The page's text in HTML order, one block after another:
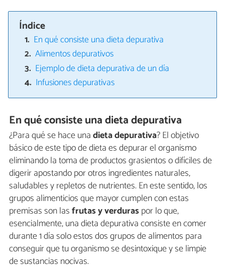
Índice
En qué consiste una dieta depurativa
Alimentos depurativos
Ejemplo de dieta depurativa de un día
Infusiones depurativas
En qué consiste una dieta depurativa
¿Para qué se hace unadieta depurativa? El objetivo
básico de este tipo de dieta es depurar el organismo
eliminando la toma de productos grasientos o difíciles de
digerir apostando por otros ingredientes naturales,
saludables y repletos de nutrientes. En este sentido, los
grupos alimenticios que mayor cumplen con estas
premisas son lasfrutas y verduras por lo que,
esencialmente, una dieta depurativa consiste en comer
durante 1 día solo estos dos grupos de alimentos para
conseguir que tu organismo se desintoxique y se limpie
de sustancias nocivas.